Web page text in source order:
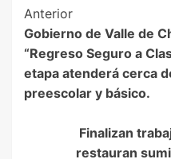
Post
Navigation
Anterior
Gobierno de Valle de
“Regreso Seguro a
etapa atenderá cerca
preescolar y básico.
Finalizan
restauran